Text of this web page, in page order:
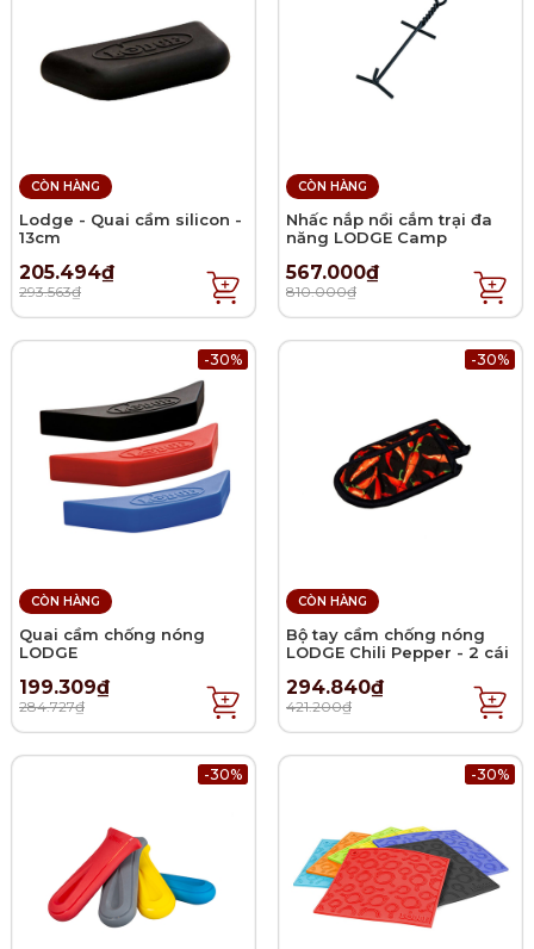
CÒN HÀNG
Lodge - Quai cầm silicon -
13cm
205.494₫
293.563₫
CÒN HÀNG
Nhấc nắp nồi cắm trại đa
năng LODGE Camp
567.000₫
810.000₫
-30%
CÒN HÀNG
Quai cầm chống nóng
LODGE
199.309₫
284.727₫
-30%
CÒN HÀNG
Bộ tay cầm chống nóng
LODGE Chili Pepper - 2 cái
294.840₫
421.200₫
-30% -30%